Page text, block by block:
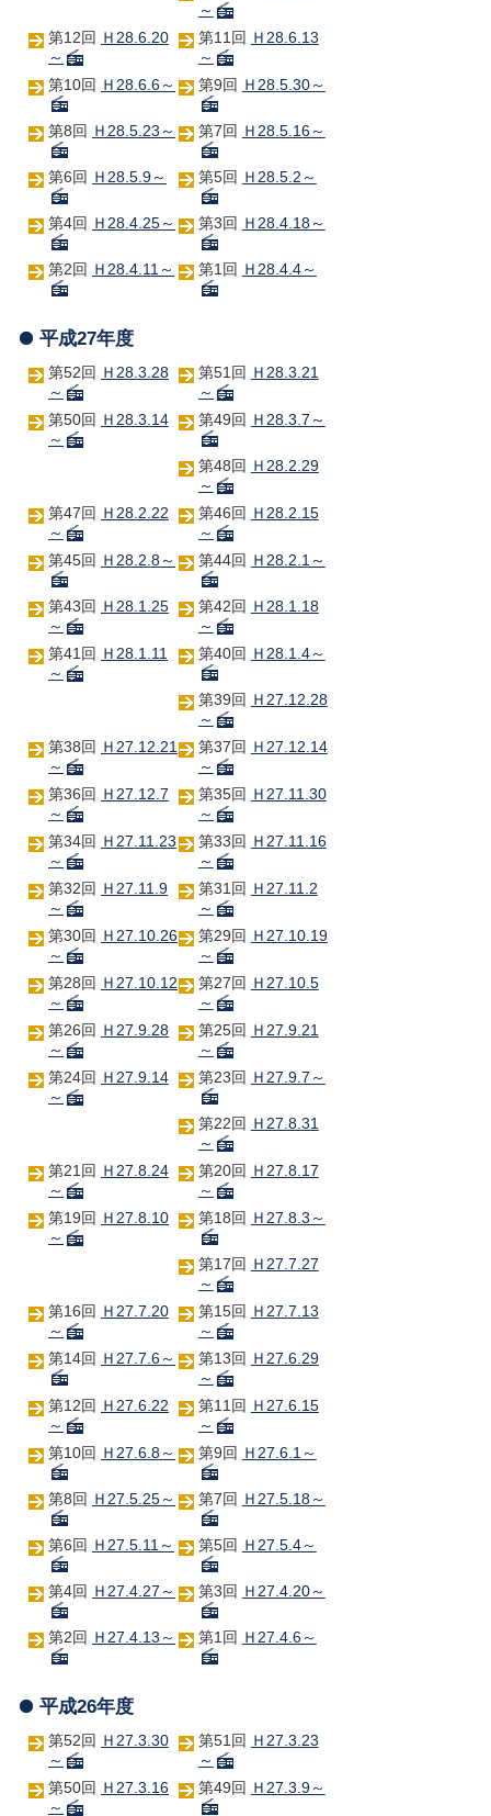
～
第12回 Ｈ28.6.20
～
第11回 Ｈ28.6.13
～
第10回 Ｈ28.6.6～ 第9回 Ｈ28.5.30～
第8回 Ｈ28.5.23～ 第7回 Ｈ28.5.16～
第6回 Ｈ28.5.9～ 第5回 Ｈ28.5.2～
第4回 Ｈ28.4.25～ 第3回 Ｈ28.4.18～
第2回 Ｈ28.4.11～ 第1回 Ｈ28.4.4～
平成27年度
第52回 Ｈ28.3.28
～
第51回 Ｈ28.3.21
～
第50回 Ｈ28.3.14
～
第49回 Ｈ28.3.7～
第48回 Ｈ28.2.29
～
第47回 Ｈ28.2.22
～
第46回 Ｈ28.2.15
～
第45回 Ｈ28.2.8～ 第44回 Ｈ28.2.1～
第43回 Ｈ28.1.25
～
第42回 Ｈ28.1.18
～
第41回 Ｈ28.1.11
～
第40回 Ｈ28.1.4～
第39回 Ｈ27.12.28
～
第38回 Ｈ27.12.21
～
第37回 Ｈ27.12.14
～
第36回 Ｈ27.12.7
～
第35回 Ｈ27.11.30
～
第34回 Ｈ27.11.23
～
第33回 Ｈ27.11.16
～
第32回 Ｈ27.11.9
～
第31回 Ｈ27.11.2
～
第30回 Ｈ27.10.26
～
第29回 Ｈ27.10.19
～
第28回 Ｈ27.10.12
～
第27回 Ｈ27.10.5
～
第26回 Ｈ27.9.28
～
第25回 Ｈ27.9.21
～
第24回 Ｈ27.9.14
～
第23回 Ｈ27.9.7～
第22回 Ｈ27.8.31
～
第21回 Ｈ27.8.24
～
第20回 Ｈ27.8.17
～
第19回 Ｈ27.8.10
～
第18回 Ｈ27.8.3～
第17回 Ｈ27.7.27
～
第16回 Ｈ27.7.20
～
第15回 Ｈ27.7.13
～
第14回 Ｈ27.7.6～ 第13回 Ｈ27.6.29
～
第12回 Ｈ27.6.22
～
第11回 Ｈ27.6.15
～
第10回 Ｈ27.6.8～ 第9回 Ｈ27.6.1～
第8回 Ｈ27.5.25～ 第7回 Ｈ27.5.18～
第6回 Ｈ27.5.11～ 第5回 Ｈ27.5.4～
第4回 Ｈ27.4.27～ 第3回 Ｈ27.4.20～
第2回 Ｈ27.4.13～ 第1回 Ｈ27.4.6～
平成26年度
第52回 Ｈ27.3.30
～
第51回 Ｈ27.3.23
～
第50回 Ｈ27.3.16
～
第49回 Ｈ27.3.9～